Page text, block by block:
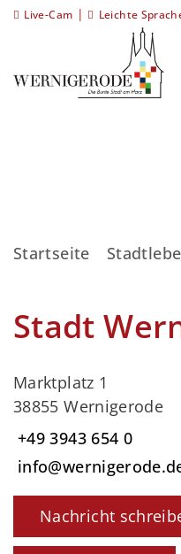
Live-Cam | Leichte
Startseite
Stadt
Marktplatz 1
38855 Wernigerode
+49 3943 654 0
Nachricht